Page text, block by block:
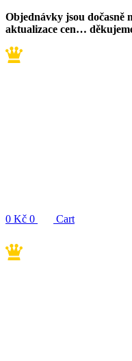
Přejít
k
Objednávky jsou dočasně
aktualizace cen…
0 Kč 0 Cart